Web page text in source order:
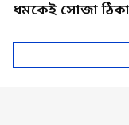
ধমকেই সোজা